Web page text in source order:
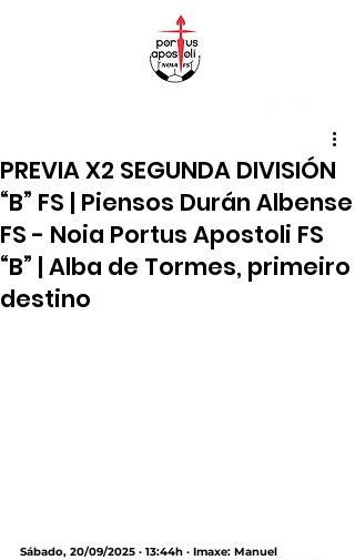
PREVIA X2 SEGUNDA DIVISIÓN
“B” FS | Piensos Durán Albense
FS - Noia Portus Apostoli FS
“B” | Alba de Tormes, primeiro
destino
Sábado, 20/09/2025 · 13:44h · Imaxe: Manuel